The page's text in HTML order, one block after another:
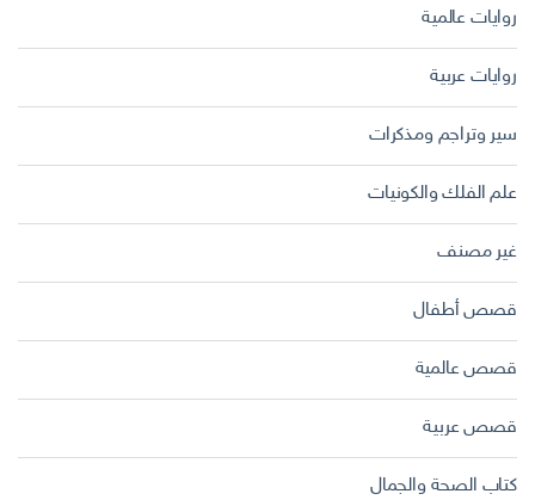
روايات عالمية
روايات عربية
سير وتراجم ومذكرات
علم الفلك والكونيات
غير مصنف
قصص أطفال
قصص عالمية
قصص عربية
كتاب الصحة والجمال